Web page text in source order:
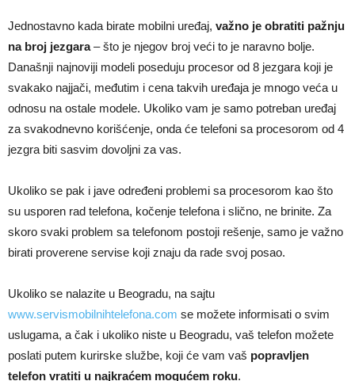
Jednostavno kada birate mobilni uređaj, važno je obratiti pažnju
na broj jezgara– što je njegov broj veći to je naravno bolje.
Današnji najnoviji modeli poseduju procesor od 8 jezgara koji je
svakako najjači, međutim i cena takvih uređaja je mnogo veća u
odnosu na ostale modele. Ukoliko vam je samo potreban uređaj
za svakodnevno korišćenje, onda će telefoni sa procesorom od 4
jezgra biti sasvim dovoljni za vas.
Ukoliko se pak i jave određeni problemi sa procesorom kao što
su usporen rad telefona, kočenje telefona i slično, ne brinite. Za
skoro svaki problem sa telefonom postoji rešenje, samo je važno
birati proverene servise koji znaju da rade svoj posao.
Ukoliko se nalazite u Beogradu, na sajtu
www.servismobilnihtelefona.com se možete informisati o svim
uslugama, a čak i ukoliko niste u Beogradu, vaš telefon možete
poslati putem kurirske službe, koji će vam vaš popravljen
telefon vratiti u najkraćem mogućem roku.